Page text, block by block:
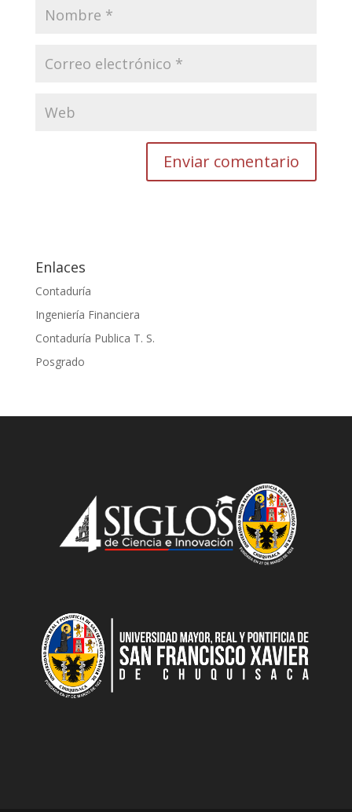
Enlaces
Contaduría
Ingeniería Financiera
Contaduría Publica T. S.
Posgrado